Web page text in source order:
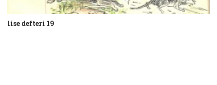
lise defteri 19